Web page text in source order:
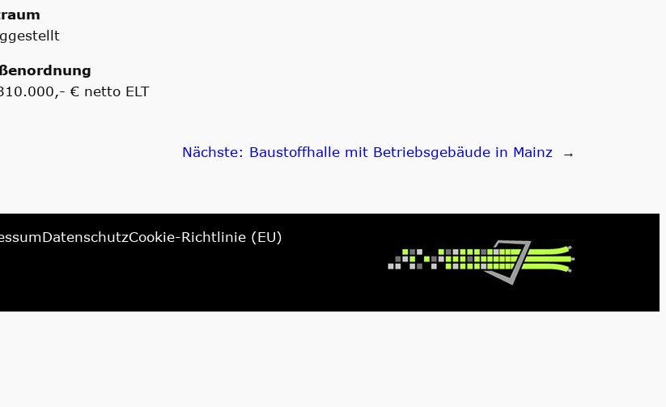
€ netto ELT
Nächste: Baustoffhalle mit Betriebsgebäude in Mainz →
DatenschutzCookie-Richtlinie (EU)